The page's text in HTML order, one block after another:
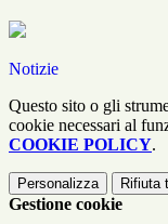
Notizie
Questo sito o gli
cookie necessari al
COOKIE POLICY.
Personalizza Rifiuta
Gestione cookie